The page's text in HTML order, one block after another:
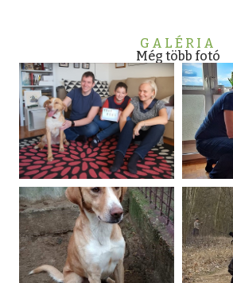
GALÉRIA
Még több fotó